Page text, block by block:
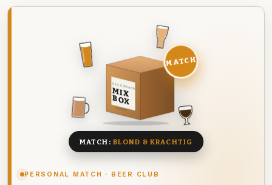
PERSONAL MATCH · BEER CLUB
DEZE MAAND
MIX
BOX
8 BIEREN
MATCH
MATCH: BLOND & KRACHTIG